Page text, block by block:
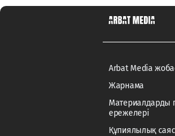
Arbat Media
Жарнама
Материалдарды
ережелері
Құпиялылық